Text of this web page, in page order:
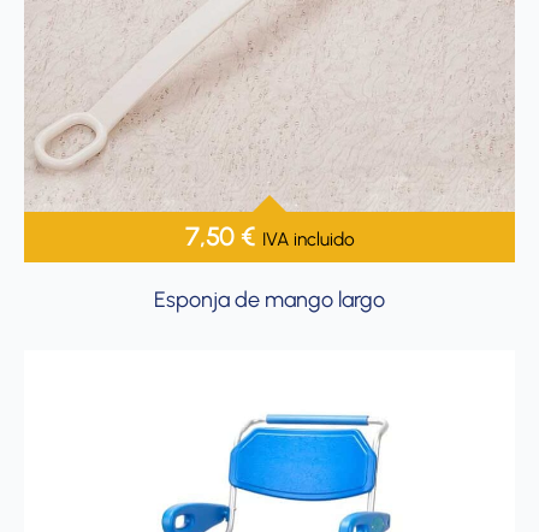
7,50€ IVA incluido
Esponja de mango largo